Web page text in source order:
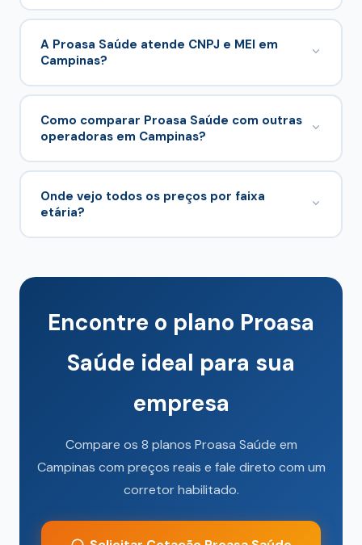
Proasa Saúde opera com rede credenciada
estadual em Campinas e região. Consulte os
prestadores no cotador ou entre em contato
com a Suely Corretora.
A Proasa Saúde atende CNPJ e MEI em
Campinas?
Simulação e proposta podem ser feitas no
cotador desta páginacom suporte daSuely
Corretora.
Como comparar Proasa Saúde com outras
operadoras em Campinas?
Compare comOminteSulAméricano pilar
Campinas.
Onde vejo todos os preços por faixa
etária?
Encontre o plano Proasa
Saúde ideal para sua
empresa
Compare os 8 planos Proasa Saúde em
Campinas com preços reais e fale direto com um
corretor habilitado.